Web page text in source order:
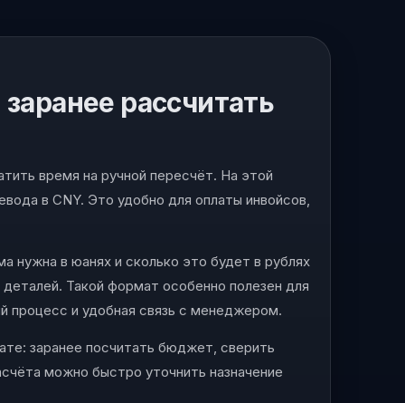
рассчитать
время на ручной пересчёт. На этой
в CNY. Это удобно для оплаты инвойсов,
нужна в юанях и сколько это будет в рублях
Такой формат особенно полезен для
процесс и удобная связь с менеджером.
заранее посчитать бюджет, сверить
можно быстро уточнить назначение